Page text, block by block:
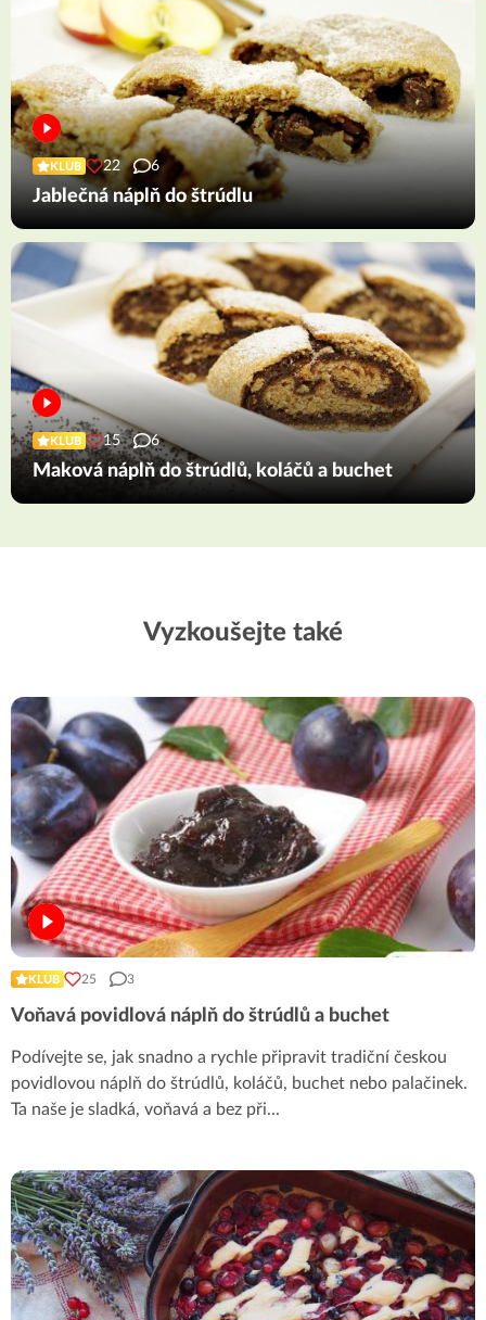
KLUB 22 6
Jablečná náplň do štrúdlu
KLUB 15 6
Maková náplň do štrúdlů, koláčů a buchet
Vyzkoušejte také
KLUB 25 3
Voňavá povidlová náplň do štrúdlů a buchet
Podívejte se, jak snadno a rychle připravit tradiční českou
povidlovou náplň do štrúdlů, koláčů, buchet nebo palačinek.
Ta naše je sladká, voňavá a bez při...